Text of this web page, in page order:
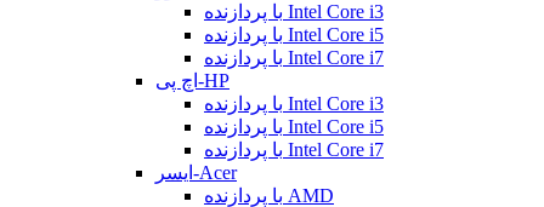
با پردازنده Intel Core i3
با پردازنده Intel Core i5
با پردازنده Intel Core i7
اچ پی-HP
با پردازنده Intel Core i3
با پردازنده Intel Core i5
با پردازنده Intel Core i7
ایسر-Acer
با پردازنده AMD